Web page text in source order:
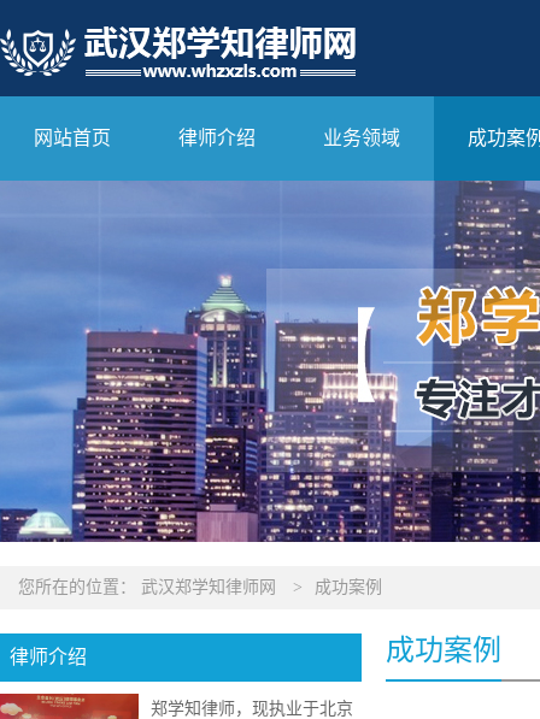
网站首页 律师介绍 业务领域 成功案
您所在的位置： 武汉郑学知律师网 > 成功案例
律师介绍
郑学知律师，现执业于北京
成功案例